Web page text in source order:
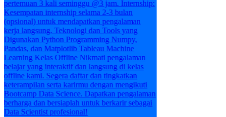
pertemuan 3 kali seminggu @3 jam. Internship:
Kesempatan internship selama 2-3 bulan
(opsional) untuk mendapatkan pengalaman
kerja langsung. Teknologi dan Tools yang
Digunakan Python Programming Numpy,
Pandas, dan Matplotlib Tableau Machine
Learning Kelas Offline Nikmati pengalaman
belajar yang interaktif dan langsung di kelas
offline kami. Segera daftar dan tingkatkan
keterampilan serta karirmu dengan mengikuti
Bootcamp Data Science. Dapatkan pengalaman
berharga dan bersiaplah untuk berkarir sebagai
Data Scientist profesional!